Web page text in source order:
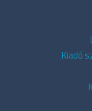
Kiadó